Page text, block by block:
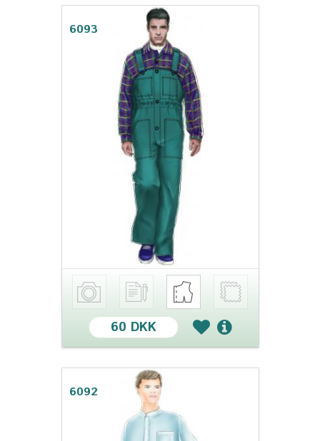
6093
60 DKK
6092